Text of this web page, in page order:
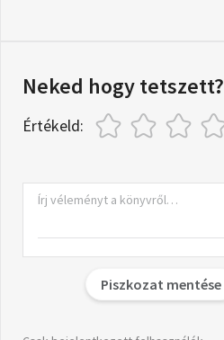
Neked hogy tetszett?
Értékeld:
Piszkozat mentése